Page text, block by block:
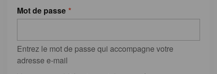
Mot de passe
Entrez le mot de passe qui accompagne votre
adresse e-mail